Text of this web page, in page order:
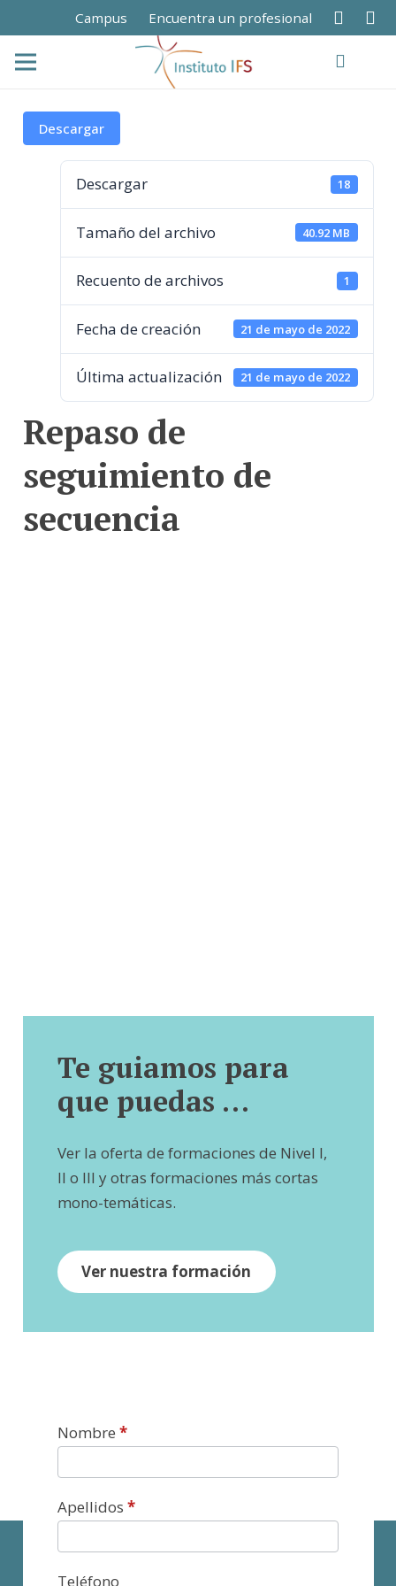
Campus Encuentra un profesional
Descargar
Descargar 18
Tamaño del archivo 40.92 MB
Recuento de archivos 1
Fecha de creación 21 de mayo de 2022
Última actualización 21 de mayo de 2022
Repaso de
seguimiento de
secuencia
Te guiamos para
que puedas …
Ver la oferta de formaciones de Nivel I,
II o III y otras formaciones más cortas
mono-temáticas.
Ver nuestra formación
Contacto
Nombre*
Apellidos*
Teléfono